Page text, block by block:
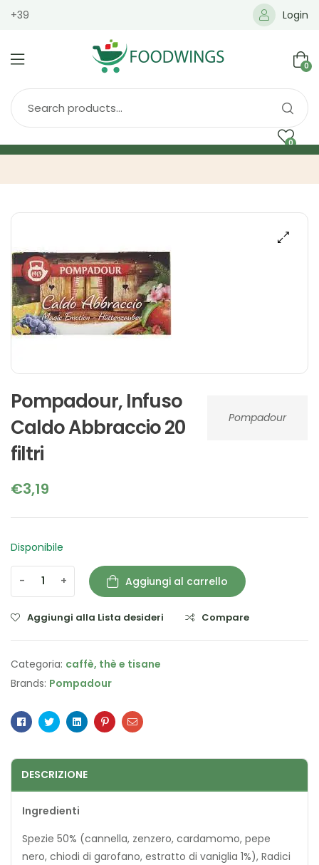
+39 Login
0
0
Pompadour
Pompadour, Infuso
Caldo Abbraccio 20
filtri
€3,19
Disponibile
- + Aggiungi al carrello
Aggiungi alla Lista desideri Compare
Categoria: caffè, thè e tisane
Brands: Pompadour
Facebook
TwitterLinkedinPinterestEmail
DESCRIZIONE
Ingredienti
Spezie 50% (cannella, zenzero, cardamomo, pepe
nero, chiodi di garofano, estratto di vaniglia 1%), Radici